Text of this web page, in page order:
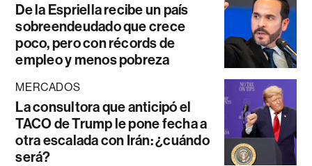
De la Espriella recibe un país
sobreendeudado que crece
poco, pero con récords de
empleo y menos pobreza
MERCADOS
La consultora que anticipó el
TACO de Trump le pone fecha a
otra escalada con Irán: ¿cuándo
será?